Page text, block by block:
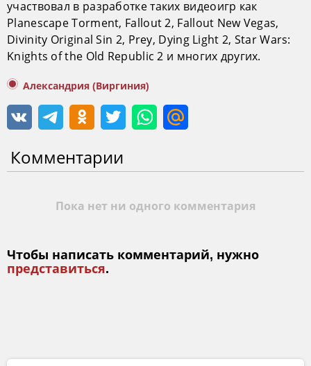
участвовал в разработке таких видеоигр как
Planescape Torment, Fallout 2, Fallout New Vegas,
Divinity Original Sin 2, Prey, Dying Light 2, Star Wars:
Knights of the Old Republic 2 и многих других.
Александрия (Виргиния)
Комментарии
Пока нет ни одного комментария
Чтобы написать комментарий, нужно
представиться.